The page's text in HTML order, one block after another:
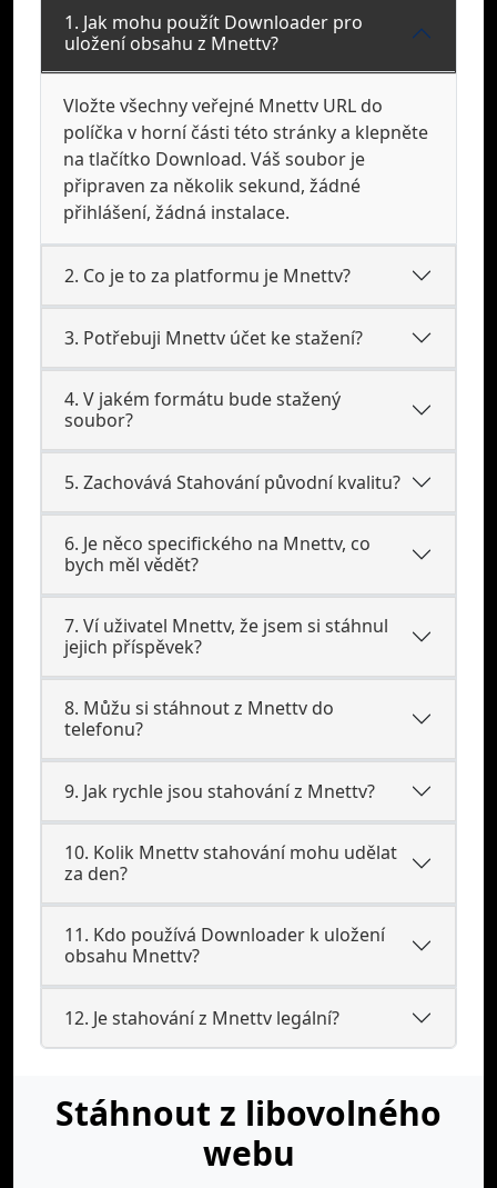
1. Jak mohu použít Downloader pro
uložení obsahu z Mnettv?
Vložte všechny veřejné Mnettv URL do
políčka v horní části této stránky a klepněte
na tlačítko Download. Váš soubor je
připraven za několik sekund, žádné
přihlášení, žádná instalace.
2. Co je to za platformu je Mnettv?
3. Potřebuji Mnettv účet ke stažení?
4. V jakém formátu bude stažený
soubor?
5. Zachovává Stahování původní kvalitu?
6. Je něco specifického na Mnettv, co
bych měl vědět?
7. Ví uživatel Mnettv, že jsem si stáhnul
jejich příspěvek?
8. Můžu si stáhnout z Mnettv do
telefonu?
9. Jak rychle jsou stahování z Mnettv?
10. Kolik Mnettv stahování mohu udělat
za den?
11. Kdo používá Downloader k uložení
obsahu Mnettv?
12. Je stahování z Mnettv legální?
Stáhnout z libovolného
webu